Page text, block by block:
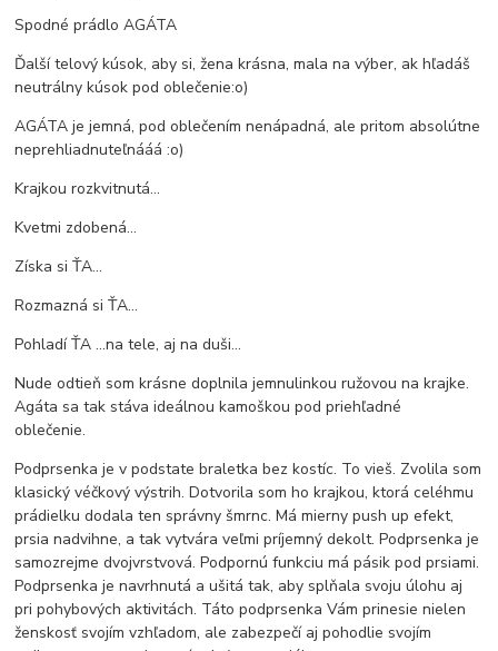
Spodné prádlo AGÁTA
Ďalší telový kúsok, aby si, žena krásna, mala na výber, ak hľadáš
neutrálny kúsok pod oblečenie:o)
AGÁTA je jemná, pod oblečením nenápadná, ale pritom absolútne
neprehliadnuteľnááá :o)
Krajkou rozkvitnutá...
Kvetmi zdobená...
Získa si ŤA...
Rozmazná si ŤA...
Pohladí ŤA ...na tele, aj na duši...
Nude odtieň som krásne doplnila jemnulinkou ružovou na krajke.
Agáta sa tak stáva ideálnou kamoškou pod priehľadné
oblečenie.
Podprsenka je v podstate braletka bez kostíc. To vieš. Zvolila som
klasický véčkový výstrih. Dotvorila som ho krajkou, ktorá celéhmu
prádielku dodala ten správny šmrnc. Má mierny push up efekt,
prsia nadvihne, a tak vytvára veľmi príjemný dekolt. Podprsenka je
samozrejme dvojvrstvová. Podpornú funkciu má pásik pod prsiami.
Podprsenka je navrhnutá a ušitá tak, aby splňala svoju úlohu aj
pri pohybových aktivitách. Táto podprsenka Vám prinesie nielen
ženskosť svojím vzhľadom, ale zabezpečí aj pohodlie svojím